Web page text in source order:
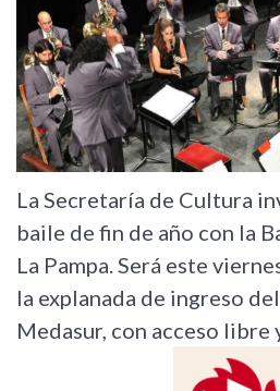
La Secretaría de Cultura
baile de fin de año con la
La Pampa. Será este
la explanada de ingreso
Medasur, con acceso libre